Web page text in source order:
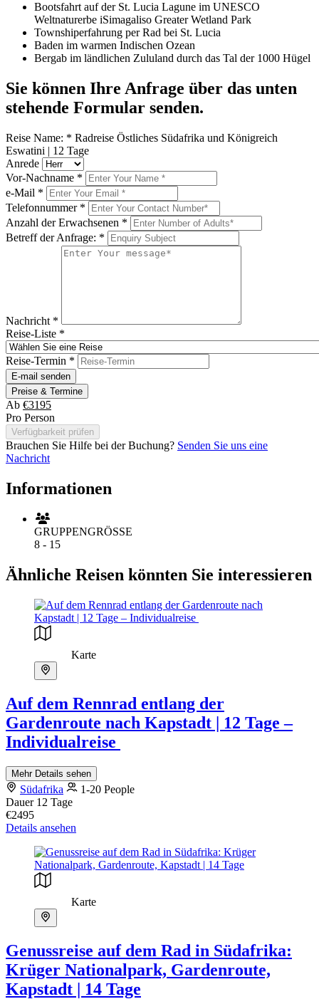
Bootsfahrt auf der St. Lucia Lagune im UNESCO
Weltnaturerbe iSimagaliso Greater Wetland Park
Townshiperfahrung per Rad bei St. Lucia
Baden im warmen Indischen Ozean
Bergab im ländlichen Zululand durch das Tal der 1000 Hügel
Sie können Ihre Anfrage über das unten
stehende Formular senden.
Reise Name: * Radreise Östliches Südafrika und Königreich
Eswatini | 12 Tage
Anrede
Vor-Nachname *
e-Mail *
Telefonnummer *
Anzahl der Erwachsenen *
Betreff der Anfrage: *
Nachricht *
Reise-Liste *
Reise-Termin *
E-mail senden
Preise & Termine
Ab €3195
Pro Person
Verfügbarkeit prüfen
Brauchen Sie Hilfe bei der Buchung? Senden Sie uns eine
Nachricht
Informationen
GRUPPENGRÖSSE
8 - 15
Ähnliche Reisen könnten Sie interessieren
Karte
Auf dem Rennrad entlang der
Gardenroute nach Kapstadt | 12 Tage –
Individualreise
Mehr Details sehen
Südafrika
1-20 People
Dauer 12 Tage
€2495
Details ansehen
Karte
Genussreise auf dem Rad in Südafrika:
Krüger Nationalpark, Gardenroute,
Kapstadt | 14 Tage